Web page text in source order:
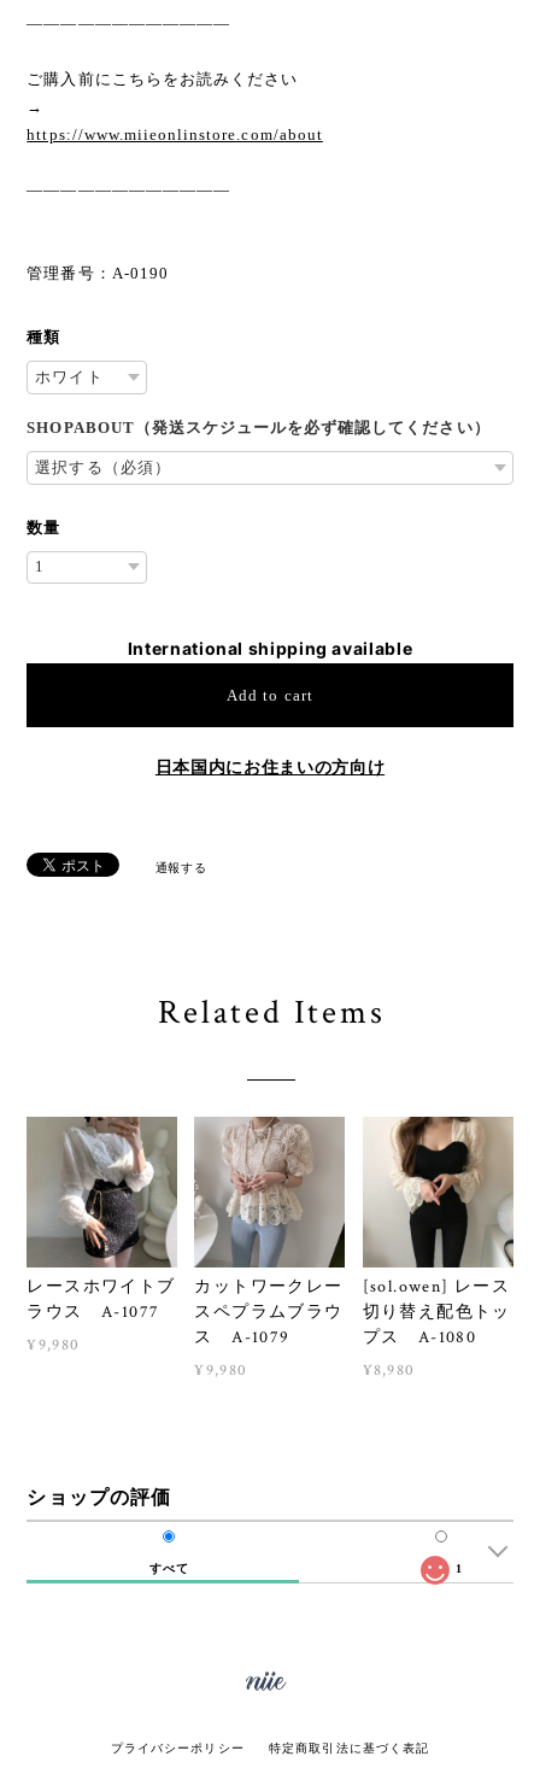
————————————
ご購入前にこちらをお読みください
→
https://www.miieonlinstore.com/about
————————————
管理番号：A-0190
種類
SHOPABOUT（発送スケジュールを必ず確認してください）
数量
International shipping available
Add to cart
日本国内にお住まいの方向け
通報する
Related Items
レースホワイトブ
ラウス A-1077
¥9,980
カットワークレー
スペプラムブラウ
ス A-1079
¥9,980
[sol.owen] レース
切り替え配色トッ
プス A-1080
¥8,980
ショップの評価
すべて 1
プライバシーポリシー 特定商取引法に基づく表記